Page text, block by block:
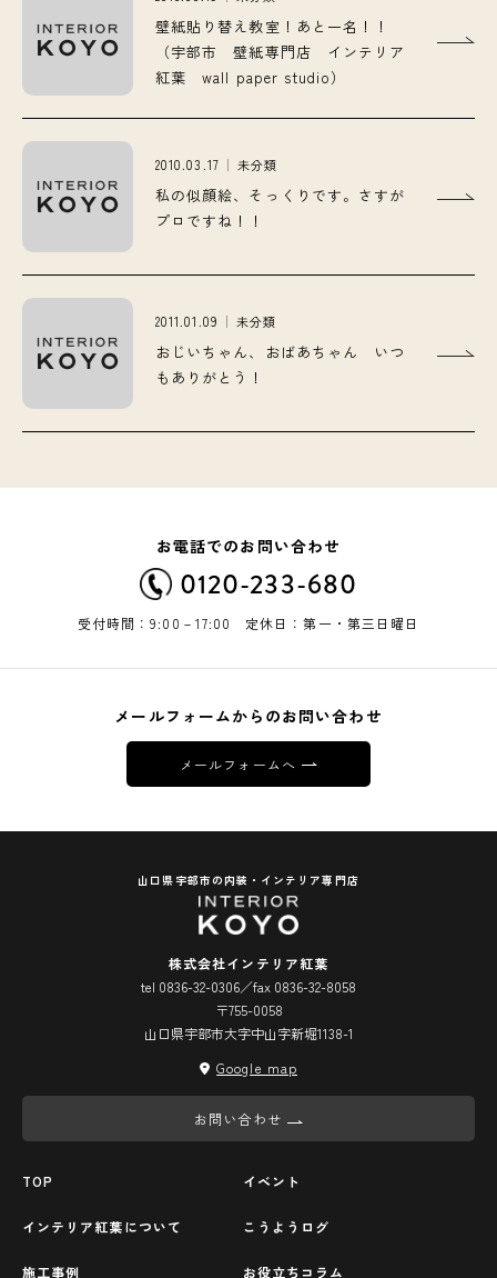
壁紙貼り替え教室！あと一名！！
（宇部市 壁紙専門店 インテリア
紅葉 wall paper studio）
2010.03.17 未分類
私の似顔絵、そっくりです。さすが
プロですね！！
2011.01.09 未分類
おじいちゃん、おばあちゃん いつ
もありがとう！
お電話でのお問い合わせ
0120-233-680
受付時間：9:00－17:00 定休日：第一・第三日曜日
メールフォームからのお問い合わせ
メールフォームへ
山口県宇部市の内装・インテリア専門店
株式会社インテリア紅葉
tel 0836-32-0306／fax 0836-32-8058
〒755-0058
山口県宇部市大字中山字新堀1138-1
Google map
お問い合わせ
TOP
インテリア紅葉について
施工事例
イベント
こうようログ
お役立ちコラム